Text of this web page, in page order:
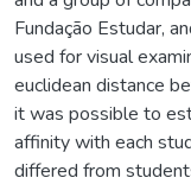
Fundação Estudar,
used for visual
euclidean distance
it was possible to
affinity with each
differed from